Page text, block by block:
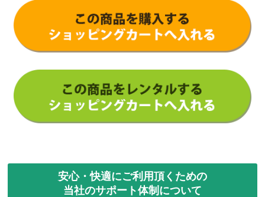
安心・快適にご利用頂くための
当社のサポート体制について